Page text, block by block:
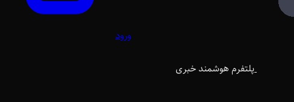
پلتفرم هوشمند خبری
ورود